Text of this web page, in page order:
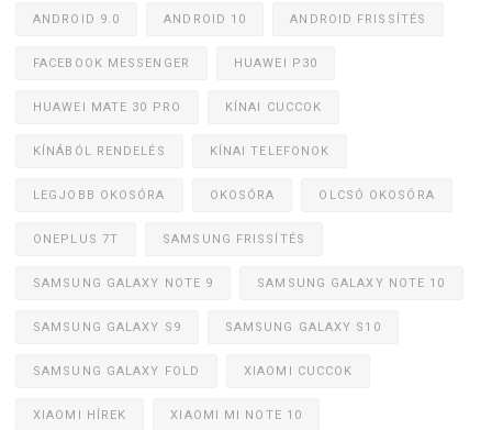
ANDROID 9.0 ANDROID 10 ANDROID FRISSÍTÉS
FACEBOOK MESSENGER HUAWEI P30
HUAWEI MATE 30 PRO KÍNAI CUCCOK
KÍNÁBÓL RENDELÉS KÍNAI TELEFONOK
LEGJOBB OKOSÓRA OKOSÓRA OLCSÓ OKOSÓRA
ONEPLUS 7T SAMSUNG FRISSÍTÉS
SAMSUNG GALAXY NOTE 9 SAMSUNG GALAXY NOTE 10
SAMSUNG GALAXY S9 SAMSUNG GALAXY S10
SAMSUNG GALAXY FOLD XIAOMI CUCCOK
XIAOMI HÍREK XIAOMI MI NOTE 10